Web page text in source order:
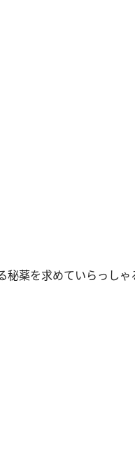
薬を求めていらっしゃ